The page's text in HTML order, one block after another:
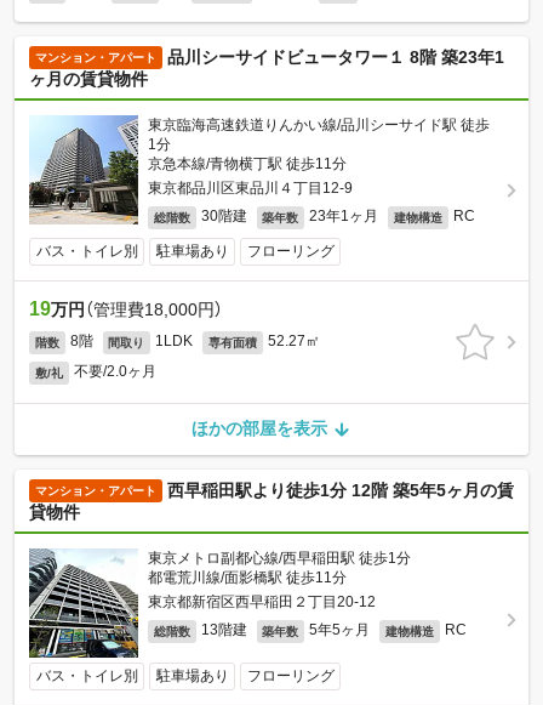
マンション・アパート
品川シーサイドビュータワー１ 8階 築23年1
ヶ月の賃貸物件
東京臨海高速鉄道りんかい線/品川シーサイド駅 徒歩
1分
京急本線/青物横丁駅 徒歩11分
東京都品川区東品川４丁目12-9
総階数 30階建 築年数 23年1ヶ月 建物構造 RC
バス・トイレ別 駐車場あり フローリング
19万円 （管理費18,000円）
階数 8階 間取り 1LDK 専有面積 52.27㎡
敷/礼 不要/2.0ヶ月
ほかの部屋を表示
マンション・アパート
西早稲田駅より徒歩1分 12階 築5年5ヶ月の賃
貸物件
東京メトロ副都心線/西早稲田駅 徒歩1分
都電荒川線/面影橋駅 徒歩11分
東京都新宿区西早稲田２丁目20-12
総階数 13階建 築年数 5年5ヶ月 建物構造 RC
バス・トイレ別 駐車場あり フローリング